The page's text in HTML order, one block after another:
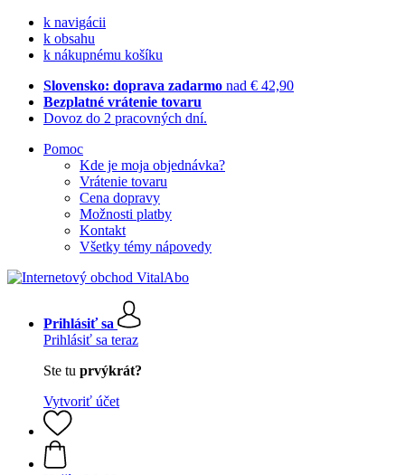
k navigácii
k obsahu
k nákupnému košíku
Slovensko: doprava zadarmo nad € 42,90
Bezplatné vrátenie tovaru
Dovoz do 2 pracovných dní.
Pomoc
Kde je moja objednávka?
Vrátenie tovaru
Cena dopravy
Možnosti platby
Kontakt
Všetky témy nápovedy
Prihlásiť sa
Prihlásiť sa teraz
Ste tu prvýkrát?
Vytvoriť účet